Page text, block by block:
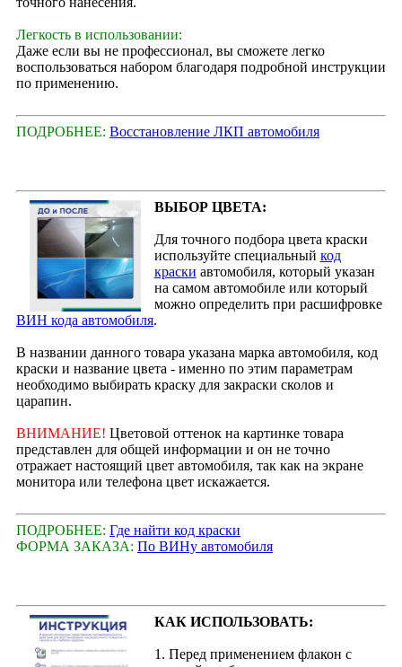
Легкость в использовании:
Даже если вы не профессионал, вы сможете легко
воспользоваться набором благодаря подробной инструкции
по применению.
ПОДРОБНЕЕ: Восстановление ЛКП автомобиля
ВЫБОР ЦВЕТА:
Для точного подбора цвета краски
используйте специальный код
краски автомобиля, который указан
на самом автомобиле или который
можно определить при расшифровке
ВИН кода автомобиля.
В названии данного товара указана марка автомобиля, код
краски и название цвета - именно по этим параметрам
необходимо выбирать краску для закраски сколов и
царапин.
ВНИМАНИЕ! Цветовой оттенок на картинке товара
представлен для общей информации и он не точно
отражает настоящий цвет автомобиля, так как на экране
монитора или телефона цвет искажается.
ПОДРОБНЕЕ: Где найти код краски
ФОРМА ЗАКАЗА: По ВИНу автомобиля
КАК ИСПОЛЬЗОВАТЬ:
1. Перед применением флакон с